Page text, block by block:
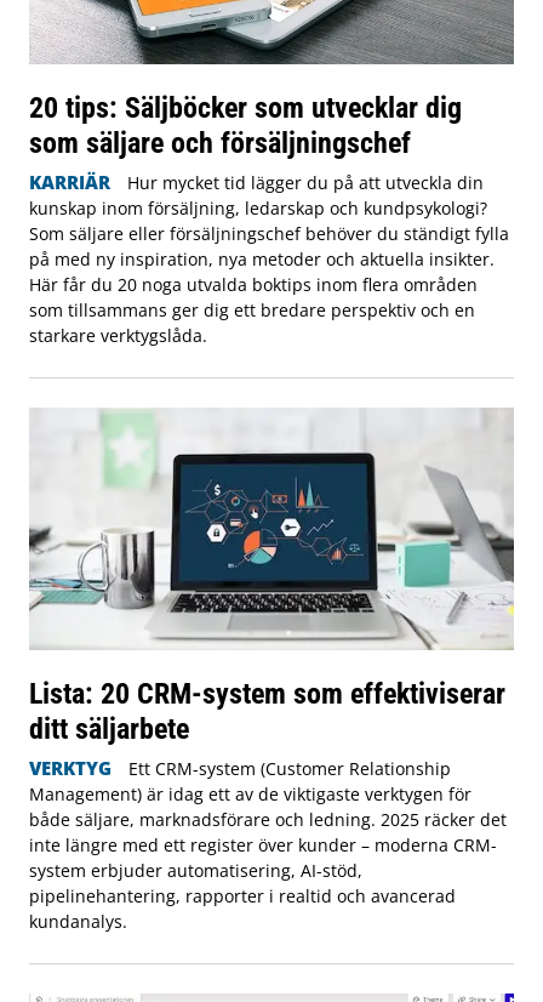
20 tips: Säljböcker som utvecklar dig
som säljare och försäljningschef
KARRIÄR
Hur mycket tid lägger du på att utveckla din
kunskap inom försäljning, ledarskap och kundpsykologi?
Som säljare eller försäljningschef behöver du ständigt fylla
på med ny inspiration, nya metoder och aktuella insikter.
Här får du 20 noga utvalda boktips inom flera områden
som tillsammans ger dig ett bredare perspektiv och en
starkare verktygslåda.
Lista: 20 CRM-system som effektiviserar
ditt säljarbete
VERKTYG
Ett CRM-system (Customer Relationship
Management) är idag ett av de viktigaste verktygen för
både säljare, marknadsförare och ledning. 2025 räcker det
inte längre med ett register över kunder – moderna CRM-
system erbjuder automatisering, AI-stöd,
pipelinehantering, rapporter i realtid och avancerad
kundanalys.